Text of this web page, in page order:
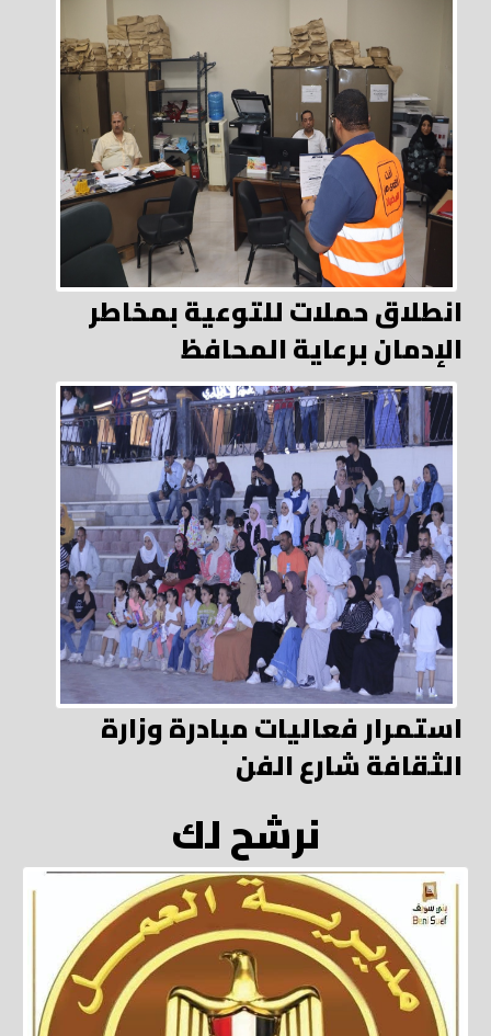
انطلاق حملات للتوعية بمخاطر
الإدمان برعاية المحافظ
استمرار فعاليات مبادرة وزارة
الثقافة شارع الفن
نرشح لك